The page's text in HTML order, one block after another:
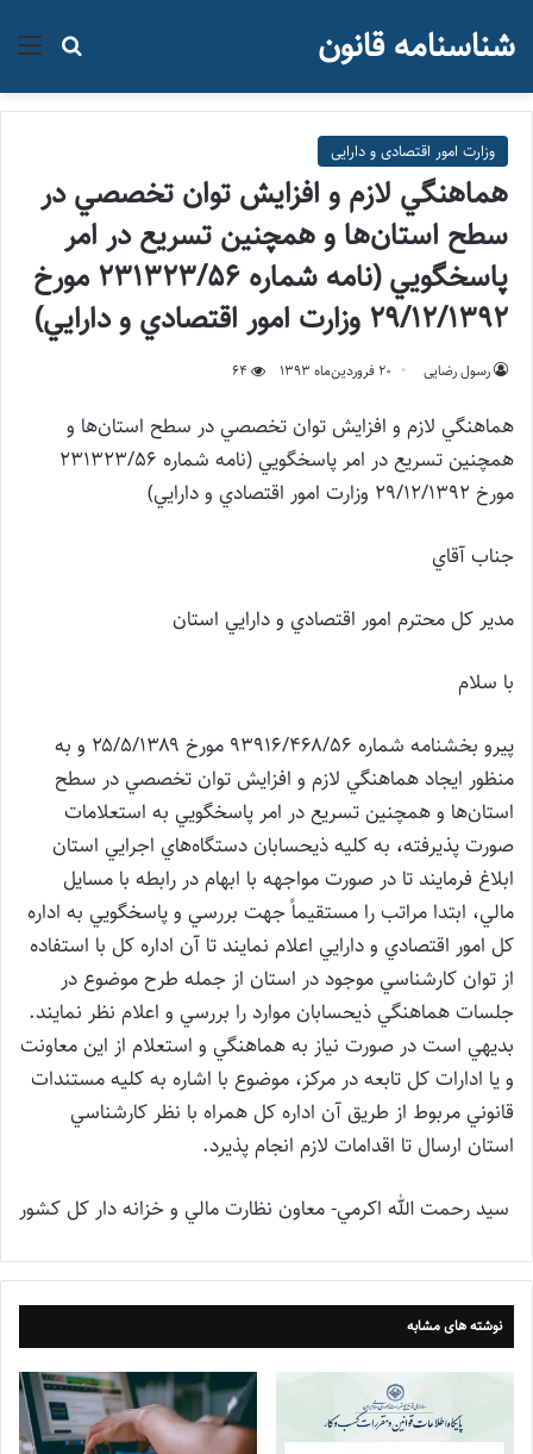
جستجو شناسنامه قانون
وزارت امور اقتصادی و دارایی
هماهنگي لازم و افزايش توان تخصصي در
سطح استان‌ها و همچنين تسريع در امر
پاسخگويي (نامه شماره ۲۳۱۳۲۳/۵۶ مورخ
۲۹/۱۲/۱۳۹۲ وزارت امور اقتصادي و دارايي)
رسول رضایی ۲۰ فروردین‌ماه ۱۳۹۳ 64
هماهنگي لازم و افزايش توان تخصصي در سطح استان‌ها و
همچنين تسريع در امر پاسخگويي (نامه شماره ۲۳۱۳۲۳/۵۶
مورخ ۲۹/۱۲/۱۳۹۲ وزارت امور اقتصادي و دارايي)
جناب آقاي
مدير كل محترم امور اقتصادي و دارايي استان
با سلام
پيرو بخشنامه شماره ۹۳۹۱۶/۴۶۸/۵۶ مورخ ۲۵/۵/۱۳۸۹ و به
منظور ايجاد هماهنگي لازم و افزايش توان تخصصي در سطح
استان‌ها و همچنين تسريع در امر پاسخگويي به استعلامات
صورت پذيرفته، به كليه ذيحسابان دستگاه‌هاي اجرايي استان
ابلاغ فرمايند تا در صورت مواجهه با ابهام در رابطه با مسايل
مالي، ابتدا مراتب را مستقيماً جهت بررسي و پاسخگويي به اداره
كل امور اقتصادي و دارايي اعلام نمايند تا آن اداره كل با استفاده
از توان كارشناسي موجود در استان از جمله طرح موضوع در
جلسات هماهنگي ذيحسابان موارد را بررسي و اعلام نظر نمايند.
بديهي است در صورت نياز به هماهنگي و استعلام از اين معاونت
و يا ادارات كل تابعه در مركز، موضوع با اشاره به كليه مستندات
قانوني مربوط از طريق آن اداره كل همراه با نظر كارشناسي
استان ارسال تا اقدامات لازم انجام پذيرد.
سيد رحمت الله اكرمي- معاون نظارت مالي و خزانه دار كل كشور
نوشته های مشابه